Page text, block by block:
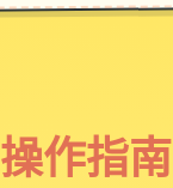
操作指南